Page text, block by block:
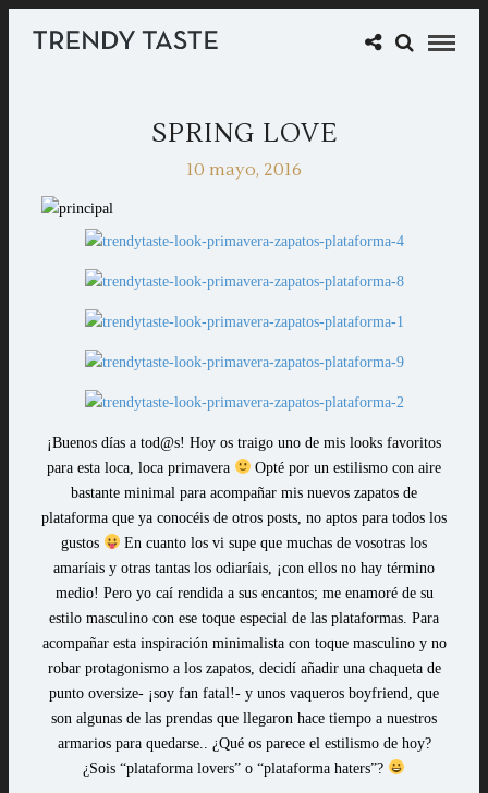
SPRING LOVE
10 mayo, 2016
¡Buenos días a tod@s! Hoy os traigo uno de mis looks favoritos
para esta loca, loca primavera
Opté por un estilismo con aire
bastante minimal para acompañar mis nuevos zapatos de
plataforma que ya conocéis de otros posts, no aptos para todos los
gustos
En cuanto los vi supe que muchas de vosotras los
amaríais y otras tantas los odiaríais, ¡con ellos no hay término
medio! Pero yo caí rendida a sus encantos; me enamoré de su
estilo masculino con ese toque especial de las plataformas. Para
acompañar esta inspiración minimalista con toque masculino y no
robar protagonismo a los zapatos, decidí añadir una chaqueta de
punto oversize- ¡soy fan fatal!- y unos vaqueros boyfriend, que
son algunas de las prendas que llegaron hace tiempo a nuestros
armarios para quedarse.. ¿Qué os parece el estilismo de hoy?
¿Sois “plataforma lovers” o “plataforma haters”?